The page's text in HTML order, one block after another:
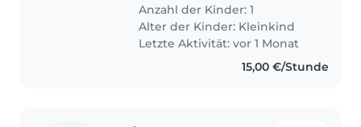
Anzahl der Kinder: 1
Alter der Kinder: Kleinkind
Letzte Aktivität: vor 1 Monat
15,00 €/Stunde